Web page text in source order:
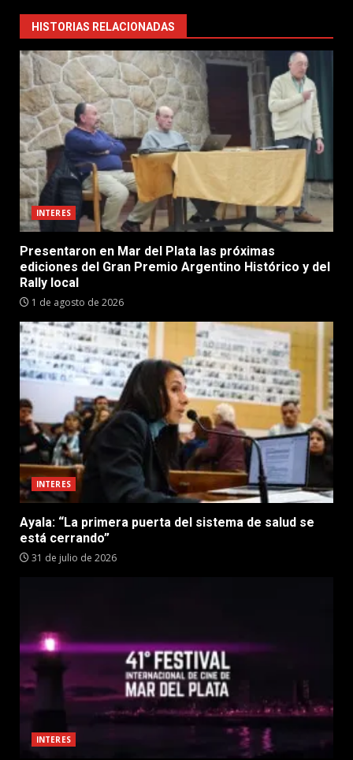
HISTORIAS RELACIONADAS
INTERES
Presentaron en Mar del Plata las próximas
ediciones del Gran Premio Argentino Histórico y del
Rally local
1 de agosto de 2026
INTERES
Ayala: “La primera puerta del sistema de salud se
está cerrando”
31 de julio de 2026
INTERES